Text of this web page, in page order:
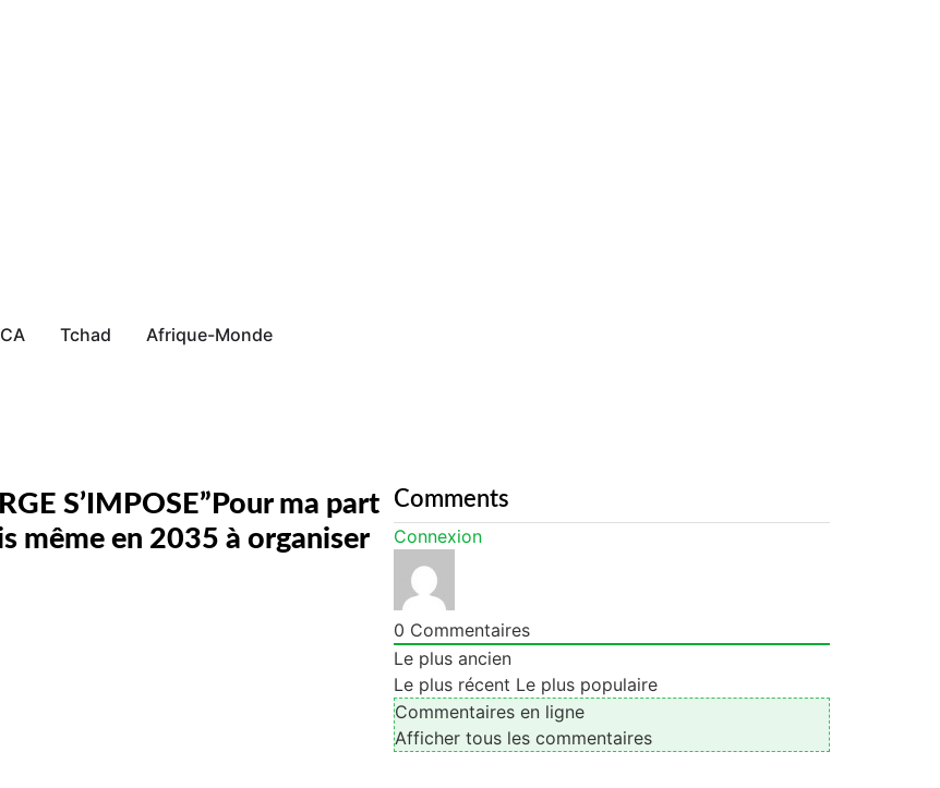
Tchad Afrique-Monde
S’IMPOSE”Pour ma part
même en 2035 à organiser
Comments
Connexion
0 Commentaires
Le plus ancien
Le plus récent Le plus populaire
Commentaires en ligne
Afficher tous les commentaires